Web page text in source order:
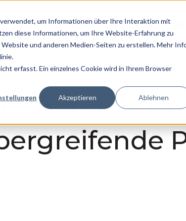
um Informationen über Ihre Interaktion mit
diese Informationen, um Ihre Website-Erfahrung zu
und anderen Medien-Seiten zu erstellen. Mehr
erfasst. Ein einzelnes Cookie wird in Ihrem Browser
Akzeptieren Ablehnen
LösungenUntermenü für
Leistungen
Zeiten und